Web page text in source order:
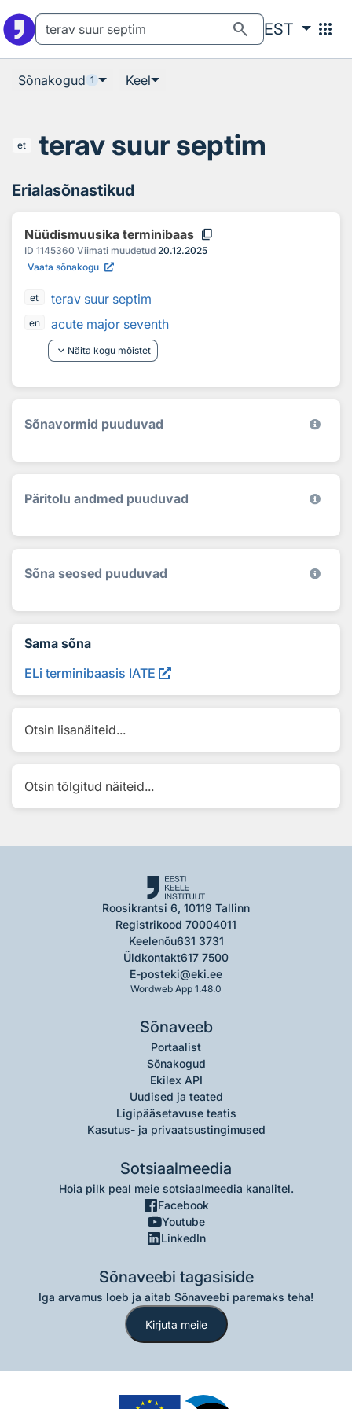
search EST apps
Sõnakogud 1 Keel
et terav suur septim
Erialasõnastikud
Nüüdismuusika terminibaas content_copy
ID 1145360 Viimati muudetud 20.12.2025
Vaata sõnakogu
et terav suur septim
en
acute major seventh
keyboard_arrow_down Näita kogu mõistet
Sõnavormid puuduvad
Päritolu andmed puuduvad
Sõna seosed puuduvad
Sama sõna
ELi terminibaasis IATE
Otsin lisanäiteid...
Otsin tõlgitud näiteid...
Roosikrantsi 6, 10119 Tallinn
Registrikood 70004011
Keelenõu631 3731
Üldkontakt617 7500
E-posteki@eki.ee
Wordweb App 1.48.0
Sõnaveeb
Portaalist
Sõnakogud
Ekilex API
Uudised ja teated
Ligipääsetavuse teatis
Kasutus- ja privaatsustingimused
Sotsiaalmeedia
Hoia pilk peal meie sotsiaalmeedia kanalitel.
Facebook
Youtube
LinkedIn
Sõnaveebi tagasiside
Iga arvamus loeb ja aitab Sõnaveebi paremaks teha!
Kirjuta meile